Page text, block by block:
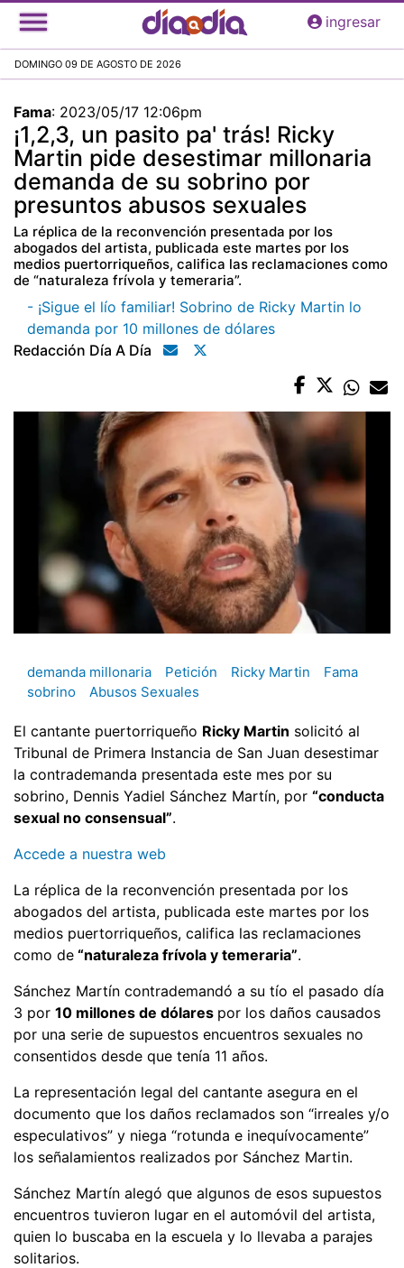
Pasar
al
principal
ingresar
DOMINGO 09 DE AGOSTO DE 2026
Fama: 2023/05/17 12:06pm
¡1,2,3, un pasito pa' trás! Ricky
Martin pide desestimar millonaria
demanda de su sobrino por
presuntos abusos sexuales
La réplica de la reconvención presentada por los
abogados del artista, publicada este martes por los
medios puertorriqueños, califica las reclamaciones como
de “naturaleza frívola y temeraria”.
- ¡Sigue el lío familiar! Sobrino de Ricky Martin lo
demanda por 10 millones de dólares
Redacción Día A Día
demanda millonaria Petición Ricky Martin
Fama
sobrino
Abusos Sexuales
El cantante puertorriqueño Ricky Martin solicitó al
Tribunal de Primera Instancia de San Juan desestimar
la contrademanda presentada este mes por su
sobrino, Dennis Yadiel Sánchez Martín, por “conducta
sexual no consensual”.
Accede a nuestra web
La réplica de la reconvención presentada por los
abogados del artista, publicada este martes por los
medios puertorriqueños, califica las reclamaciones
como de “naturaleza frívola y temeraria”.
Sánchez Martín contrademandó a su tío el pasado día
3 por 10 millones de dólares por los daños causados
por una serie de supuestos encuentros sexuales no
consentidos desde que tenía 11 años.
La representación legal del cantante asegura en el
documento que los daños reclamados son “irreales y/o
especulativos” y niega “rotunda e inequívocamente”
los señalamientos realizados por Sánchez Martin.
Sánchez Martín alegó que algunos de esos supuestos
encuentros tuvieron lugar en el automóvil del artista,
quien lo buscaba en la escuela y lo llevaba a parajes
solitarios.